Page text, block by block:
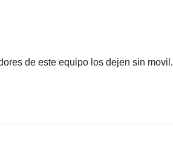
de este equipo los dejen sin movil.